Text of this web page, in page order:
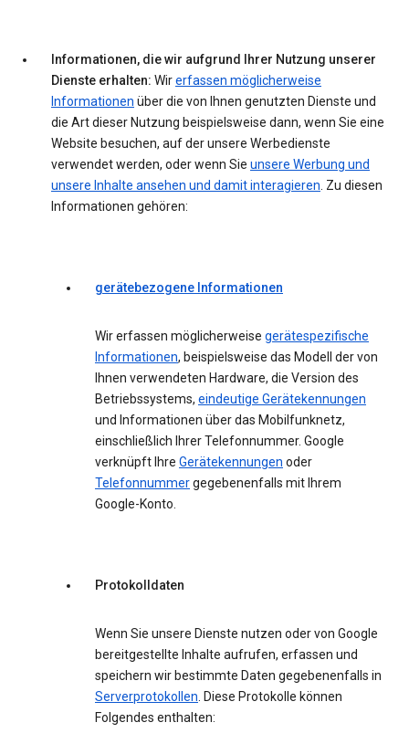
Informationen, die wir aufgrund Ihrer Nutzung unserer
Dienste erhalten: Wirerfassen möglicherweise
Informationen über die von Ihnen genutzten Dienste und
die Art dieser Nutzung beispielsweise dann, wenn Sie eine
Website besuchen, auf der unsere Werbedienste
verwendet werden, oder wenn Sie unsere Werbung und
unsere Inhalte ansehen und damit interagieren. Zu diesen
Informationen gehören:
gerätebezogene Informationen
Wir erfassen möglicherweise gerätespezifische
Informationen, beispielsweise das Modell der von
Ihnen verwendeten Hardware, die Version des
Betriebssystems, eindeutige Gerätekennungen
und Informationen über das Mobilfunknetz,
einschließlich Ihrer Telefonnummer. Google
verknüpft Ihre Gerätekennungen oder
Telefonnummergegebenenfalls mit Ihrem
Google-Konto.
Protokolldaten
Wenn Sie unsere Dienste nutzen oder von Google
bereitgestellte Inhalte aufrufen, erfassen und
speichern wir bestimmte Daten gegebenenfalls in
Serverprotokollen. Diese Protokolle können
Folgendes enthalten: